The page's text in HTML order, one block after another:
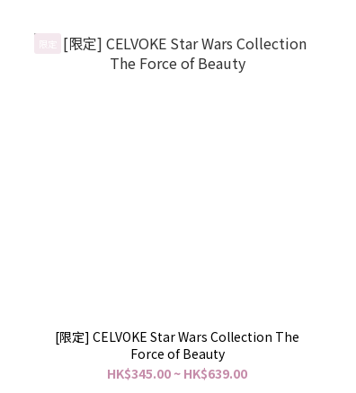
[限定] CELVOKE Star Wars Collection The
Force of Beauty
HK$345.00 ~ HK$639.00